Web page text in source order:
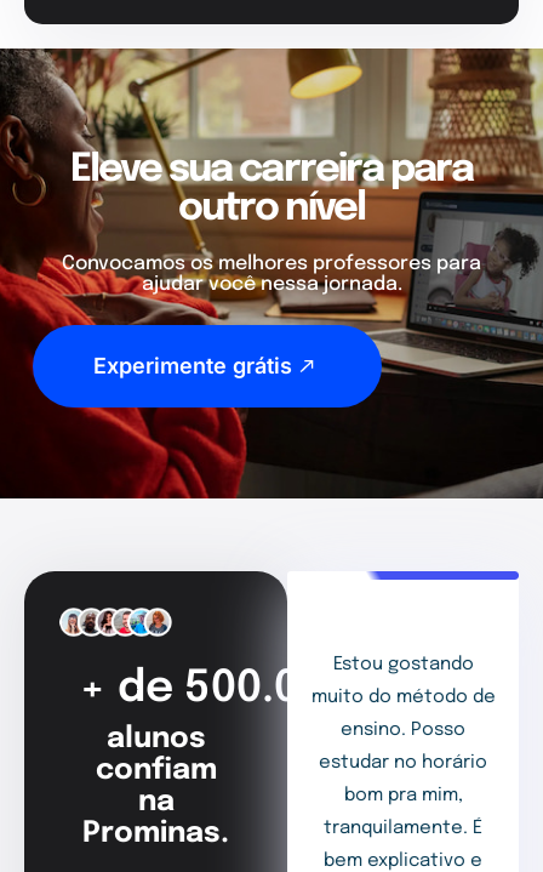
Eleve sua carreira para
outro nível
Convocamos os melhores professores para
ajudar você nessa jornada.
Experimente grátis
+ de 500.000
alunos
confiam
na
Prominas.
Estou gostando
muito do método de
ensino. Posso
estudar no horário
bom pra mim,
tranquilamente. É
bem explicativo e